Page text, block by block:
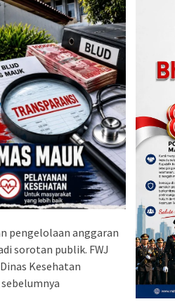
pengelolaan anggaran
sorotan publik. FWJ
Kesehatan